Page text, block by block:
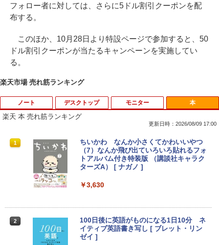
フォロー者に対しては、さらに5ドル割引クーポンを配
布する。
このほか、10月28日より特設ページで参加すると、50
ドル割引クーポンが当たるキャンペーンを実施してい
る。
楽天市場 売れ筋ランキング
ノート
1
【今だけ】全品ポイント10倍 お買い物マ
ラソン★8/4～8/11★中古パソコン ノー
トPC Lenovo ThinkPad E590 Core i3 8
145U メモリ8GB / 16GB / 32GB SSD M.
1 Pro 64bit【送料無料】【1年保証】
【マラソンセール期間中ポイント5倍】
デスクトップ
1
「3500U/4300Uより速い」 NiPoGi ミニ
pc Ryzen Embedded R2544初登場 8G
B+256GB 4TB拡張可 mini pc Windows
11 Pro 動作より高速 4K×3画面出力 ミニ
豊富な端子Type-C USB3.2 有線LAN WI
￥33,800
モニター
1
【中古良品】【安心保証】Princeton 21.
5型ワイドカラー液晶ディスプレイ PTF
WDE-22W / PTFBDE-22W ブラック/ ホ
ワイト色 スピーカー搭載 プリンストン
￥4,050
2
【タッチ式選べる 携帯式】モバイルモニ
ター 14インチ フルHD IPSパネル 非光沢
タッチ式/非タッチ式選択可能 Type-C対
本
楽天 本 売れ筋ランキング
更新日時：2026/08/09 17:00
1
ちいかわ なんか小さくてかわいいやつ
（7）なんか飛び出ていろいろ貼れるフォ
トアルバム付き特装版 （講談社キャラク
ターズA） [ ナガノ ]
￥3,630
2
100日後に英語がものになる1日10分 ネ
イティブ英語書き写し [ ブレット・リン
ゼイ ]